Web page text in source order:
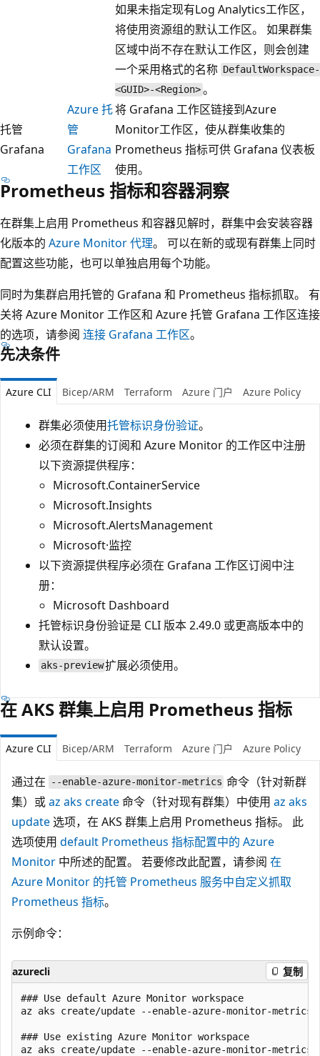
如果未指定现有Log Analytics工作区，
将使用资源组的默认工作区。 如果群集
区域中尚不存在默认工作区，则会创建
一个采用格式的名称 DefaultWorkspace-
<GUID>-<Region>。
托管
Grafana
Azure 托
管
Grafana
工作区
将 Grafana 工作区链接到Azure
Monitor工作区，使从群集收集的
Prometheus 指标可供 Grafana 仪表板
使用。
Prometheus 指标和容器洞察
在群集上启用 Prometheus 和容器见解时，群集中会安装容器
化版本的 Azure Monitor 代理。 可以在新的或现有群集上同时
配置这些功能，也可以单独启用每个功能。
同时为集群启用托管的 Grafana 和 Prometheus 指标抓取。 有
关将 Azure Monitor 工作区和 Azure 托管 Grafana 工作区连接
的选项，请参阅 连接 Grafana 工作区。
先决条件
Azure CLI Bicep/ARM Terraform Azure 门户 Azure Policy
群集必须使用托管标识身份验证。
必须在群集的订阅和 Azure Monitor 的工作区中注册
以下资源提供程序：
Microsoft.ContainerService
Microsoft.Insights
Microsoft.AlertsManagement
Microsoft·监控
以下资源提供程序必须在 Grafana 工作区订阅中注
册：
Microsoft Dashboard
托管标识身份验证是 CLI 版本 2.49.0 或更高版本中的
默认设置。
aks-preview扩展必须使用。
在 AKS 群集上启用 Prometheus 指标
Azure CLI Bicep/ARM Terraform Azure 门户 Azure Policy
通过在 --enable-azure-monitor-metrics 命令（针对新群
集）或az aks create命令（针对现有群集）中使用 az aks
update选项，在 AKS 群集上启用 Prometheus 指标。 此
选项使用 default Prometheus 指标配置中的 Azure
Monitor 中所述的配置。 若要修改此配置，请参阅 在
Azure Monitor 的托管 Prometheus 服务中自定义抓取
Prometheus 指标。
示例命令：
azurecli 复制
### Use default Azure Monitor workspace
az aks create/update --enable-azure-monitor-metrics
### Use existing Azure Monitor workspace
az aks create/update --enable-azure-monitor-metrics